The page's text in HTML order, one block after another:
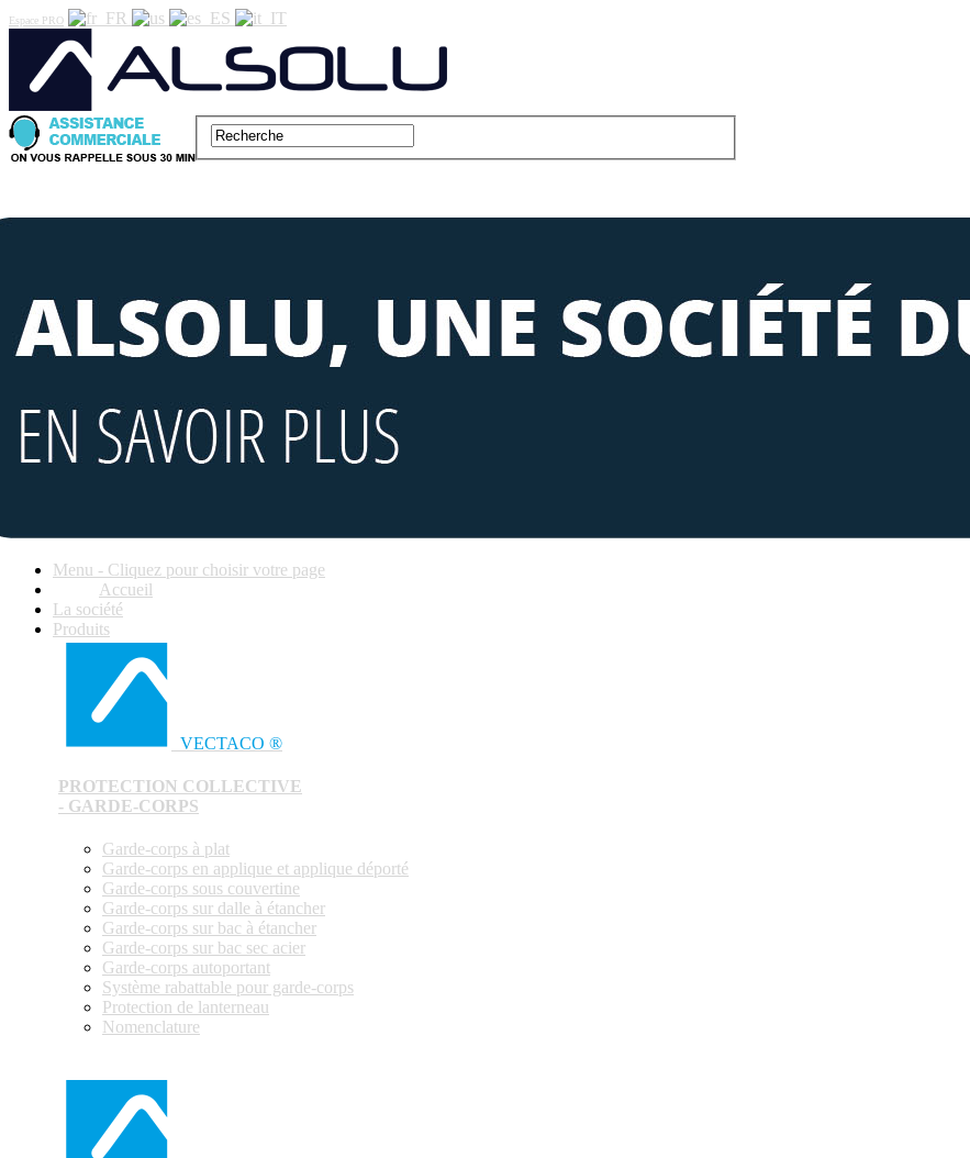
Espace PRO
Menu - Cliquez pour choisir votre page
Accueil
La société
Produits
VECTACO ®
PROTECTION COLLECTIVE
- GARDE-CORPS
Garde-corps à plat
Garde-corps en applique et applique déporté
Garde-corps sous couvertine
Garde-corps sur dalle à étancher
Garde-corps sur bac à étancher
Garde-corps sur bac sec acier
Garde-corps autoportant
Système rabattable pour garde-corps
Protection de lanterneau
Nomenclature